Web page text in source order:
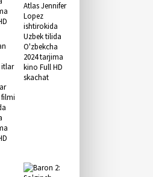
itlar
Atlas Jennifer
Lopez
ishtirokida
Uzbek tilida
O'zbekcha
2024 tarjima
kino Full HD
skachat